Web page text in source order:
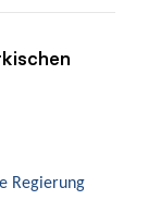
Regierung